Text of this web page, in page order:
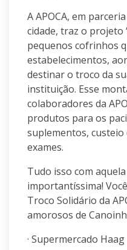
A APOCA, em
cidade, traz o projeto
pequenos cofrinhos
estabelecimentos,
destinar o troco da
instituição. Esse
colaboradores da
produtos para os
suplementos, custeio
exames.
Tudo isso com
importantíssima!
Troco Solidário da
amorosos de
· Supermercado Haag